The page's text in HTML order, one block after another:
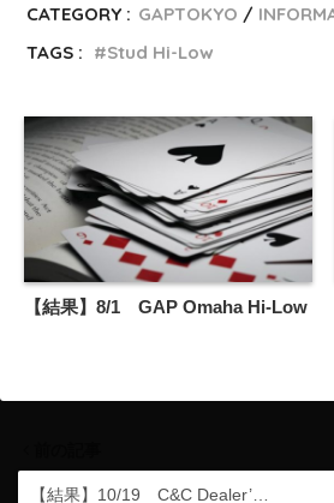
CATEGORY : GAPTOKYO
TAGS :
Stud Hi-Low
【結果】8/1 GAP Omaha Hi-Low
【結果】10/19 C&C Dealer’…